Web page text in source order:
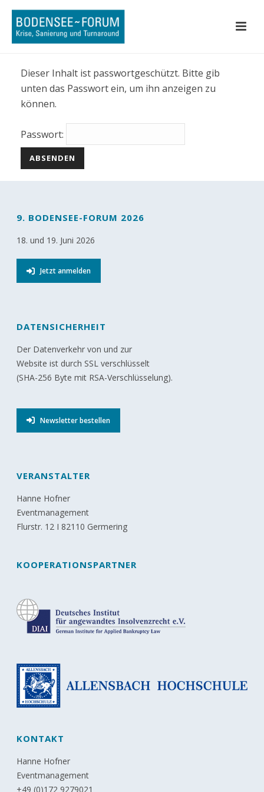
Dieser Inhalt ist passwortgeschützt. Bitte gib
unten das Passwort ein, um ihn anzeigen zu
können.
Passwort:
9. BODENSEE-FORUM 2026
18. und 19. Juni 2026
Jetzt anmelden
DATENSICHERHEIT
Der Datenverkehr von und zur
Website ist durch SSL verschlüsselt
(SHA-256 Byte mit RSA-Verschlüsselung).
Newsletter bestellen
VERANSTALTER
Hanne Hofner
Eventmanagement
Flurstr. 12 I 82110 Germering
KOOPERATIONSPARTNER
KONTAKT
Hanne Hofner
Eventmanagement
+49 (0)172 9279021